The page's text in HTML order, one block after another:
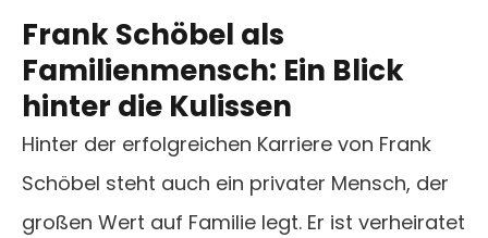
Frank Schöbel als
Familienmensch: Ein Blick
hinter die Kulissen
Hinter der erfolgreichen Karriere von Frank
Schöbel steht auch ein privater Mensch, der
großen Wert auf Familie legt. Er ist verheiratet